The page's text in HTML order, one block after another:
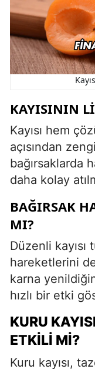
KAYISININ
Kayısı hem
açısından
bağırsaklarda
daha kolay
BAĞIRSAK
MI?
Düzenli kayısı
hareketlerini
karna
hızlı bir etki
KURU
ETKILI MI?
Kuru kayısı,